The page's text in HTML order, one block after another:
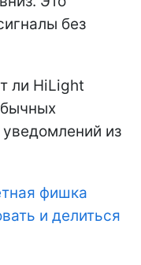
без
ли HiLight
из
фишка
и делиться